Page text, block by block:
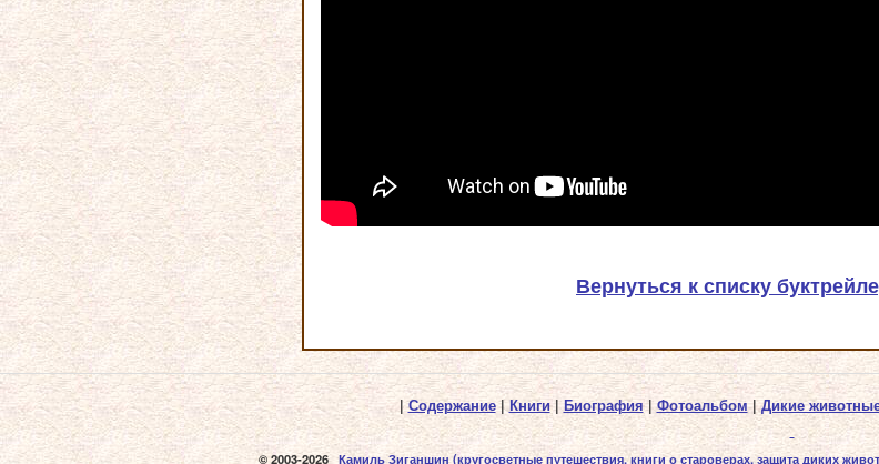
Вернуться к списку
|Содержание|Книги| Биография|Фотоальбом|Дикие
© 2003-2026 Камиль Зиганшин (кругосветные путешествия, книги о староверах, защита диких